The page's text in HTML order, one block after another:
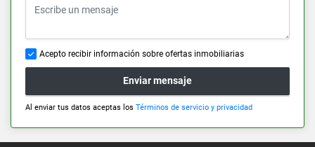
Acepto recibir información sobre ofertas inmobiliarias
Enviar mensaje
Al enviar tus datos aceptas los Términos de servicio y privacidad